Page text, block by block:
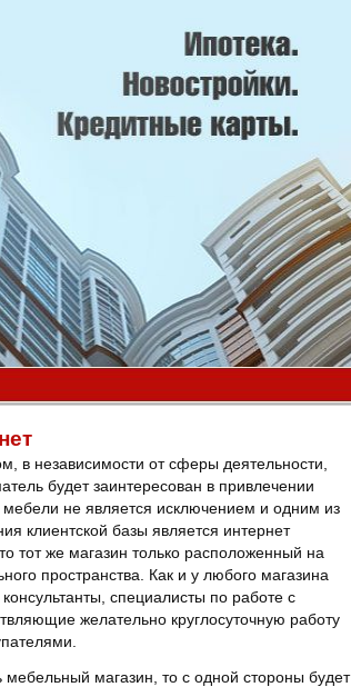
в независимости от сферы деятельности,
будет заинтересован в привлечении
не является исключением и одним из
клиентской базы является интернет
тот же магазин только расположенный на
пространства. Как и у любого магазина
специалисты по работе с
желательно круглосуточную работу
мебельный магазин, то с одной стороны будет